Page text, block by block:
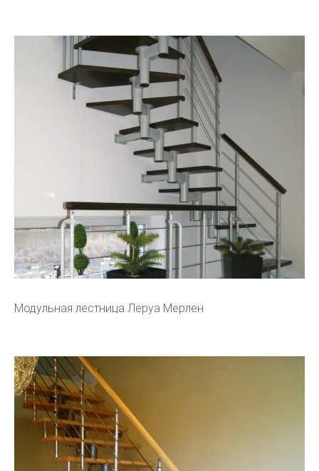
Модульная лестница Леруа Мерлен